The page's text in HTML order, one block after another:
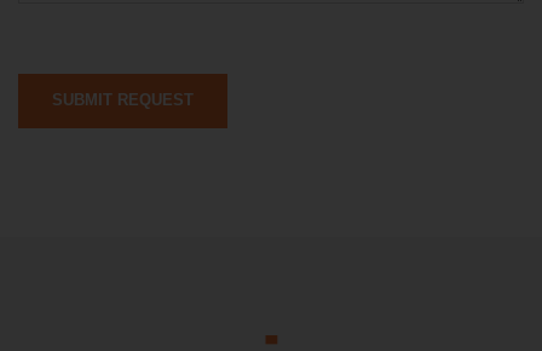
SUBMIT REQUEST